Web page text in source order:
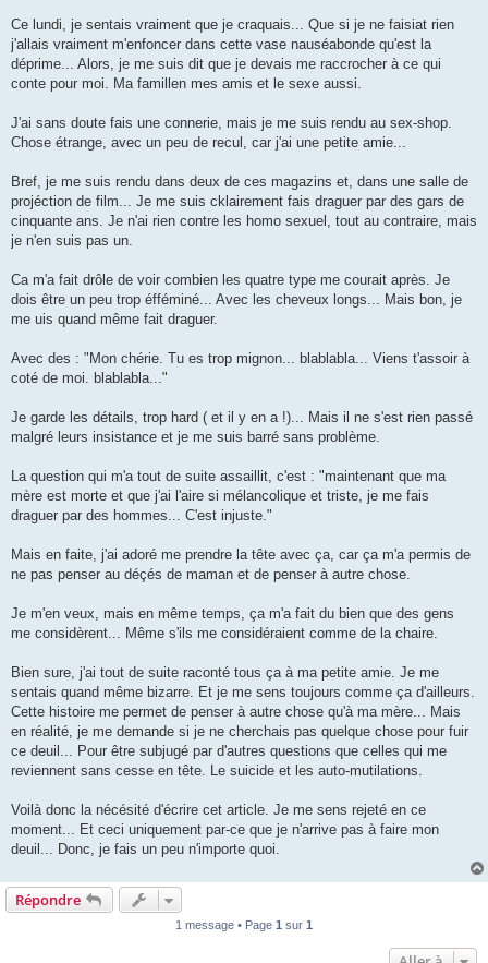
Ce lundi, je sentais vraiment que je craquais... Que si je ne faisiat rien
j'allais vraiment m'enfoncer dans cette vase nauséabonde qu'est la
déprime... Alors, je me suis dit que je devais me raccrocher à ce qui
conte pour moi. Ma famillen mes amis et le sexe aussi.
J'ai sans doute fais une connerie, mais je me suis rendu au sex-shop.
Chose étrange, avec un peu de recul, car j'ai une petite amie...
Bref, je me suis rendu dans deux de ces magazins et, dans une salle de
projéction de film... Je me suis cklairement fais draguer par des gars de
cinquante ans. Je n'ai rien contre les homo sexuel, tout au contraire, mais
je n'en suis pas un.
Ca m'a fait drôle de voir combien les quatre type me courait après. Je
dois être un peu trop éfféminé... Avec les cheveux longs... Mais bon, je
me uis quand même fait draguer.
Avec des : "Mon chérie. Tu es trop mignon... blablabla... Viens t'assoir à
coté de moi. blablabla..."
Je garde les détails, trop hard ( et il y en a !)... Mais il ne s'est rien passé
malgré leurs insistance et je me suis barré sans problème.
La question qui m'a tout de suite assaillit, c'est : "maintenant que ma
mère est morte et que j'ai l'aire si mélancolique et triste, je me fais
draguer par des hommes... C'est injuste."
Mais en faite, j'ai adoré me prendre la tête avec ça, car ça m'a permis de
ne pas penser au déçés de maman et de penser à autre chose.
Je m'en veux, mais en même temps, ça m'a fait du bien que des gens
me considèrent... Même s'ils me considéraient comme de la chaire.
Bien sure, j'ai tout de suite raconté tous ça à ma petite amie. Je me
sentais quand même bizarre. Et je me sens toujours comme ça d'ailleurs.
Cette histoire me permet de penser à autre chose qu'à ma mère... Mais
en réalité, je me demande si je ne cherchais pas quelque chose pour fuir
ce deuil... Pour être subjugé par d'autres questions que celles qui me
reviennent sans cesse en tête. Le suicide et les auto-mutilations.
Voilà donc la nécésité d'écrire cet article. Je me sens rejeté en ce
moment... Et ceci uniquement par-ce que je n'arrive pas à faire mon
deuil... Donc, je fais un peu n'importe quoi.
Répondre
1 message • Page 1 sur 1